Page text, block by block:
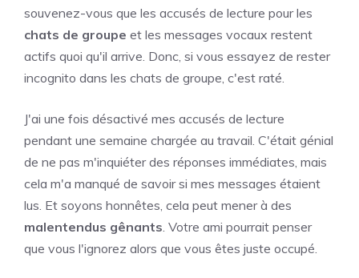
souvenez-vous que les accusés de lecture pour les
chats de groupe et les messages vocaux restent
actifs quoi qu'il arrive. Donc, si vous essayez de rester
incognito dans les chats de groupe, c'est raté.
J'ai une fois désactivé mes accusés de lecture
pendant une semaine chargée au travail. C'était génial
de ne pas m'inquiéter des réponses immédiates, mais
cela m'a manqué de savoir si mes messages étaient
lus. Et soyons honnêtes, cela peut mener à des
malentendus gênants . Votre ami pourrait penser
que vous l'ignorez alors que vous êtes juste occupé.